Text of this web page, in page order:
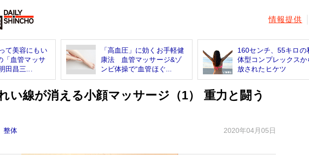
情報提供
て美容にもい
「血管マッサ
昌三...
「高血圧」に効くお手軽健
康法 血管マッサージ&ゾ
ンビ体操で“血管ほぐ...
160センチ、55キロの
体型コンプレックスか
放されたヒケツ
い線が消える小顔マッサージ（1） 重力と闘う
整体 2020年04月05日